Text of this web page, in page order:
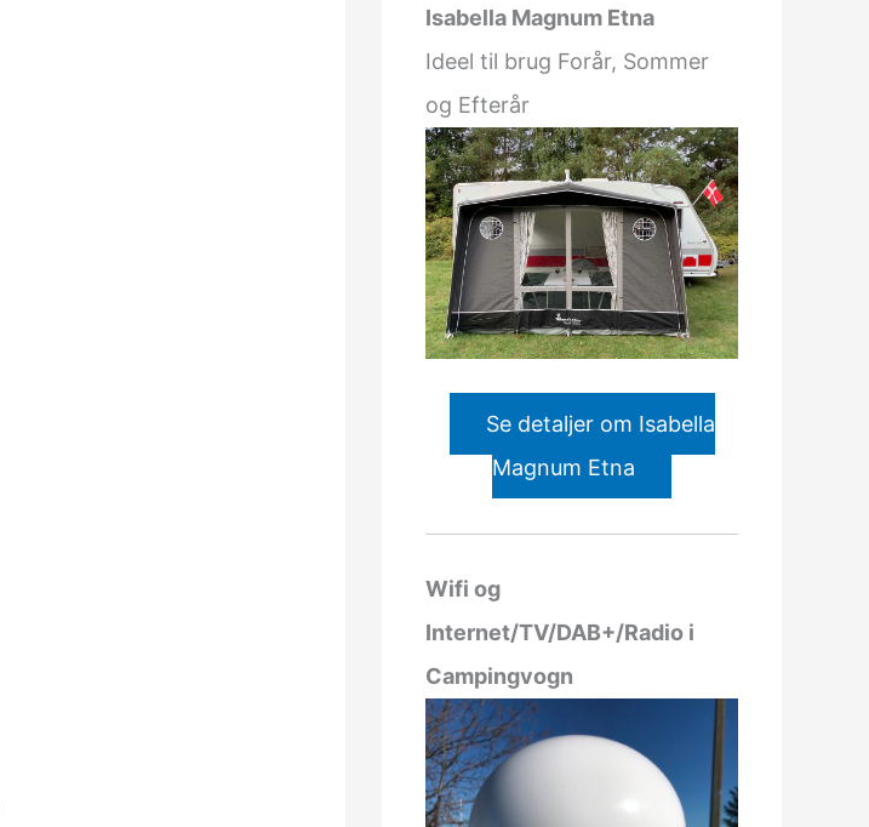
Isabella Magnum Etna
Ideel til brug Forår, Sommer
og Efterår
Se detaljer om Isabella
Magnum Etna
Wifi og
Internet/TV/DAB+/Radio i
Campingvogn